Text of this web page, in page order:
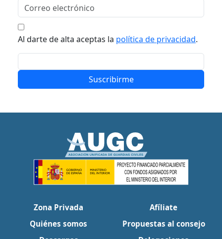
Al darte de alta aceptas la política de privacidad.
Suscribirme
Zona Privada
Afíliate
Quiénes somos
Propuestas al consejo